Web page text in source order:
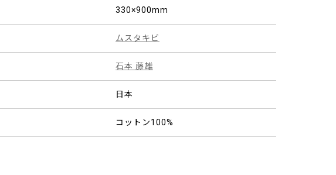
330×900mm
ムスタキビ
石本 藤雄
日本
コットン100%